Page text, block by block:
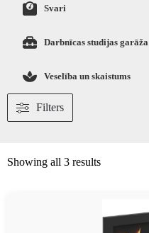
Svari
Darbnīcas studijas garāža
Veselība un skaistums
Filters
Showing all 3 results